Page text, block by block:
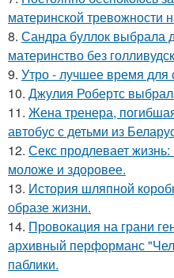
материнской тревожности
8. Сандра буллок выбрала
материнство без
9. Утро - лучшее время для
10. Джулия Робертс
11. Жена тренера,
автобус с детьми из
12. Секс продлевает жизнь:
моложе и здоровее.
13. История шляпной
образе жизни.
14. Провокация на грани
архивный перформанс
паблики.